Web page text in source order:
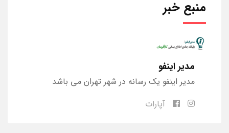
منبع خبر
مدیر اینفو
مدیر اینفو یک رسانه در شهر تهران می باشد
آپارات